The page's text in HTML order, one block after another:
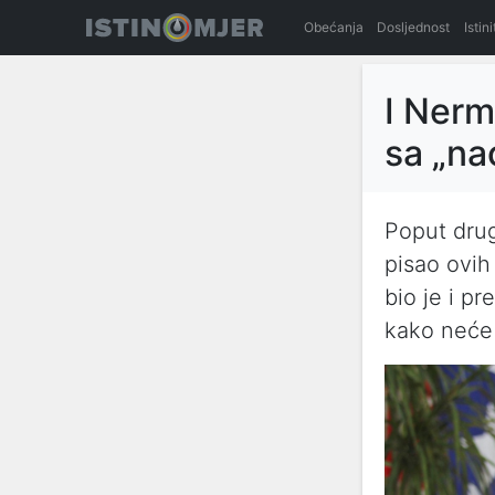
Obećanja Dosljednost
I
sa
Poput
pisao
bio je i
kako